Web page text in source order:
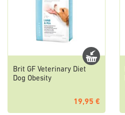
Brit GF Veterinary Diet
Dog Obesity
19,95 €